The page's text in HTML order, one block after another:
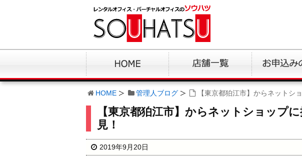
HOME 管理人ブログ 【東京都狛江市】からネットシ
【東京都狛江市】からネットショップ
見！
2019年9月20日